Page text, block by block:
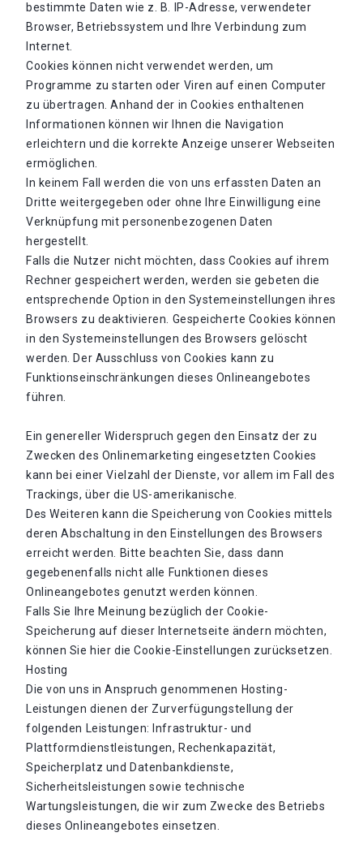
bestimmte Daten wie z. B. IP-Adresse, verwendeter
Browser, Betriebssystem und Ihre Verbindung zum
Internet.
Cookies können nicht verwendet werden, um
Programme zu starten oder Viren auf einen Computer
zu übertragen. Anhand der in Cookies enthaltenen
Informationen können wir Ihnen die Navigation
erleichtern und die korrekte Anzeige unserer Webseiten
ermöglichen.
In keinem Fall werden die von uns erfassten Daten an
Dritte weitergegeben oder ohne Ihre Einwilligung eine
Verknüpfung mit personenbezogenen Daten
hergestellt.
Falls die Nutzer nicht möchten, dass Cookies auf ihrem
Rechner gespeichert werden, werden sie gebeten die
entsprechende Option in den Systemeinstellungen ihres
Browsers zu deaktivieren. Gespeicherte Cookies können
in den Systemeinstellungen des Browsers gelöscht
werden. Der Ausschluss von Cookies kann zu
Funktionseinschränkungen dieses Onlineangebotes
führen.
Ein genereller Widerspruch gegen den Einsatz der zu
Zwecken des Onlinemarketing eingesetzten Cookies
kann bei einer Vielzahl der Dienste, vor allem im Fall des
Trackings, über die US-amerikanische.
Des Weiteren kann die Speicherung von Cookies mittels
deren Abschaltung in den Einstellungen des Browsers
erreicht werden. Bitte beachten Sie, dass dann
gegebenenfalls nicht alle Funktionen dieses
Onlineangebotes genutzt werden können.
Falls Sie Ihre Meinung bezüglich der Cookie-
Speicherung auf dieser Internetseite ändern möchten,
können Sie hier die Cookie-Einstellungen zurücksetzen.
Hosting
Die von uns in Anspruch genommenen Hosting-
Leistungen dienen der Zurverfügungstellung der
folgenden Leistungen: Infrastruktur- und
Plattformdienstleistungen, Rechenkapazität,
Speicherplatz und Datenbankdienste,
Sicherheitsleistungen sowie technische
Wartungsleistungen, die wir zum Zwecke des Betriebs
dieses Onlineangebotes einsetzen.